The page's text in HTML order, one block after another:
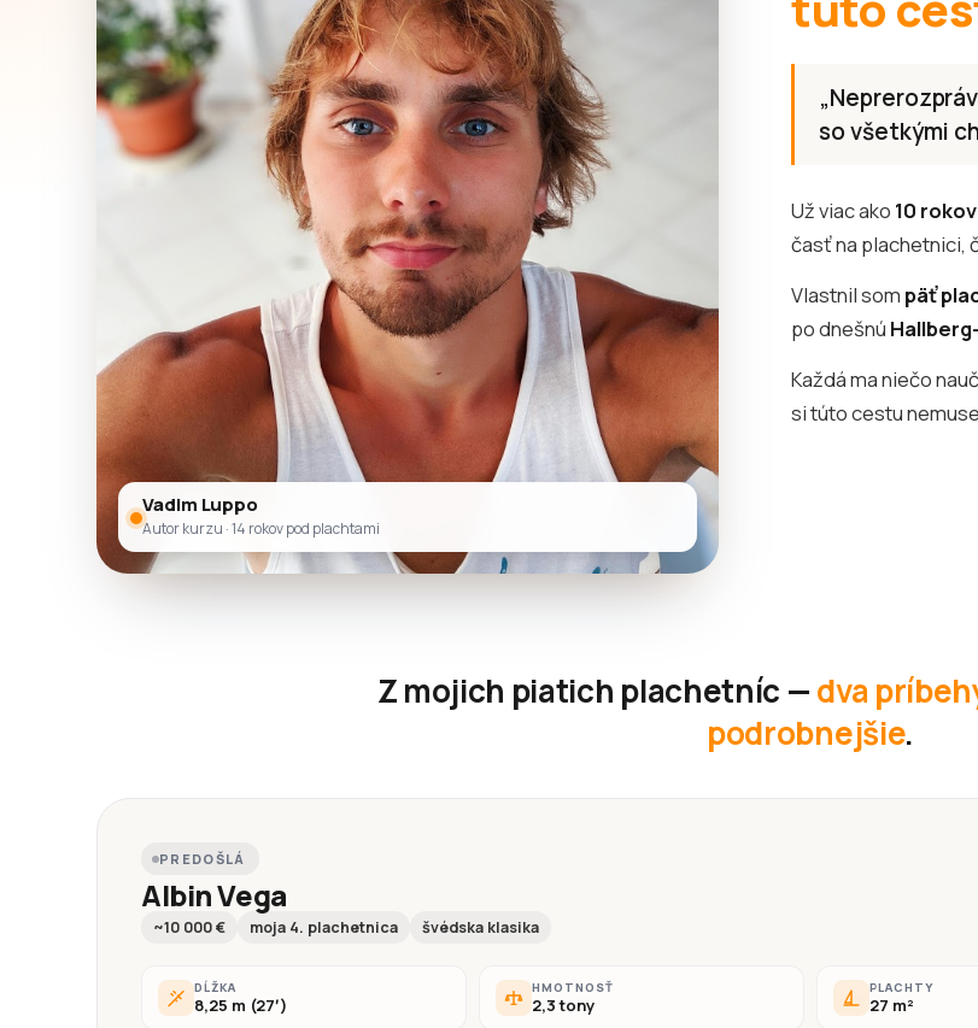
Vadim Luppo
Autor kurzu · 14 rokov pod plachtami
so všetkými
Už viac ako 10 rokov
časť na plachetnici,
Vlastnil som päť
po dnešnú
Každá ma niečo
si túto cestu
Z mojich piatich plachetníc —dva
podrobnejšie.
PREDOŠLÁ
Albin Vega
~10 000 € moja 4. plachetnica švédska klasika
DĹŽKA
8,25 m (27′)
HMOTNOSŤ
2,3 tony
PLACHTY
27 m²